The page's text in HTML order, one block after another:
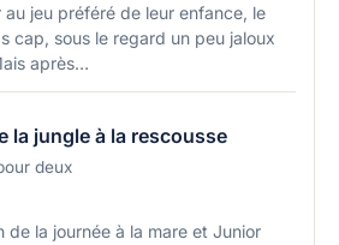
au jeu préféré de leur enfance, le
cap, sous le regard un peu jaloux
après…
la jungle à la rescousse
deux
de la journée à la mare et Junior